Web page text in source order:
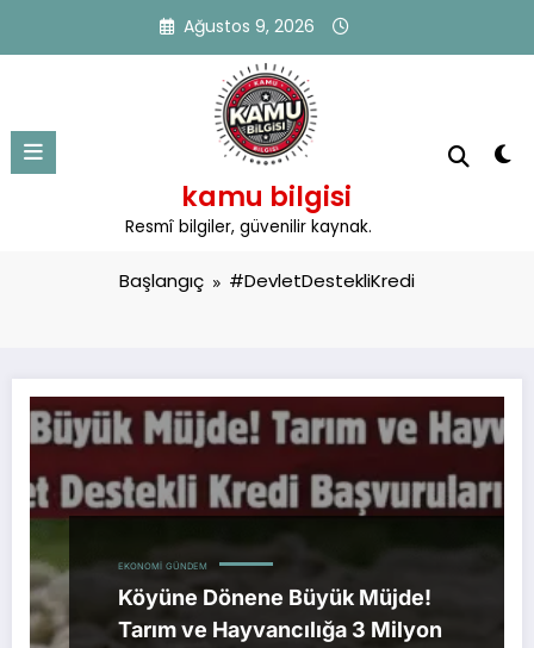
Ağustos 9, 2026
kamu bilgisi
Resmî bilgiler, güvenilir kaynak.
Etiket: #DevletDestekliKredi
Başlangıç #DevletDestekliKredi
EKONOMI GÜNDEM
Köyüne Dönene Büyük Müjde!
Tarım ve Hayvancılığa 3 Milyon